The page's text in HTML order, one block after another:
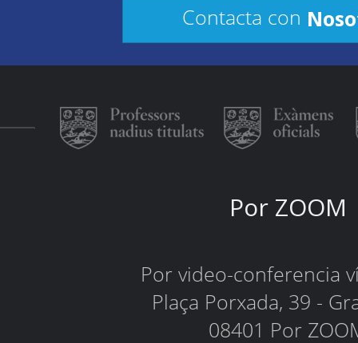
Contacta con
Por ZOOM
Por video-conferencia
Plaça Porxada, 39 -
08401 Por